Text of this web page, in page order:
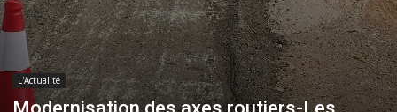
L'Actualité